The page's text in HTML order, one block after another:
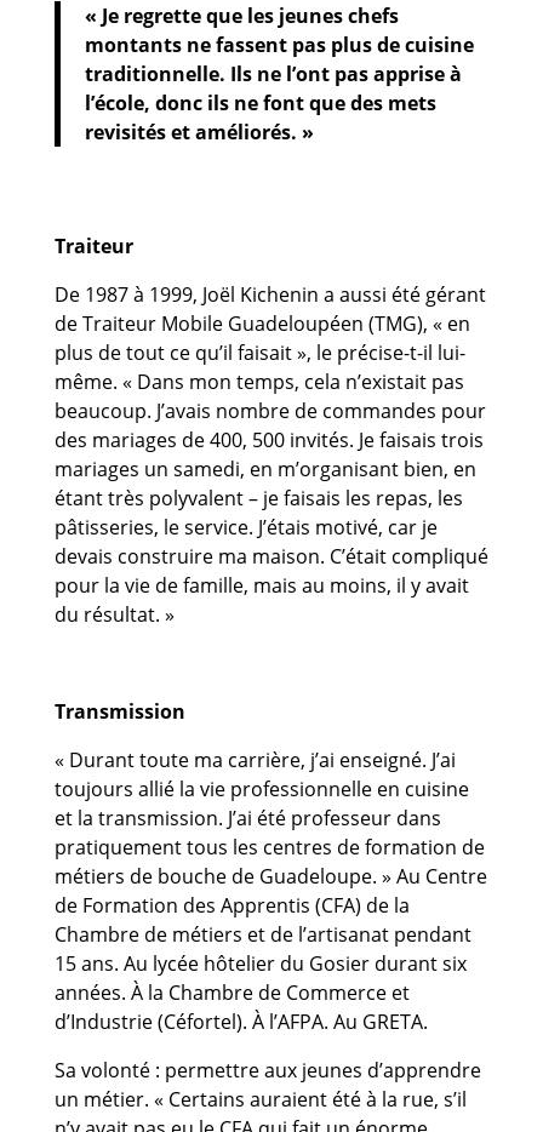
« Je regrette que les jeunes chefs
montants ne fassent pas plus de cuisine
traditionnelle. Ils ne l’ont pas apprise à
l’école, donc ils ne font que des mets
revisités et améliorés. »
Traiteur
De 1987 à 1999, Joël Kichenin a aussi été gérant
de Traiteur Mobile Guadeloupéen (TMG), « en
plus de tout ce qu’il faisait », le précise-t-il lui-
même. « Dans mon temps, cela n’existait pas
beaucoup. J’avais nombre de commandes pour
des mariages de 400, 500 invités. Je faisais trois
mariages un samedi, en m’organisant bien, en
étant très polyvalent – je faisais les repas, les
pâtisseries, le service. J’étais motivé, car je
devais construire ma maison. C’était compliqué
pour la vie de famille, mais au moins, il y avait
du résultat. »
Transmission
« Durant toute ma carrière, j’ai enseigné. J’ai
toujours allié la vie professionnelle en cuisine
et la transmission. J’ai été professeur dans
pratiquement tous les centres de formation de
métiers de bouche de Guadeloupe. » Au Centre
de Formation des Apprentis (CFA) de la
Chambre de métiers et de l’artisanat pendant
15 ans. Au lycée hôtelier du Gosier durant six
années. À la Chambre de Commerce et
d’Industrie (Céfortel). À l’AFPA. Au GRETA.
Sa volonté : permettre aux jeunes d’apprendre
un métier. « Certains auraient été à la rue, s’il